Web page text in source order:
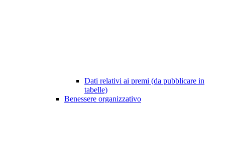
Dati relativi ai premi (da pubblicare in
tabelle)
Benessere organizzativo